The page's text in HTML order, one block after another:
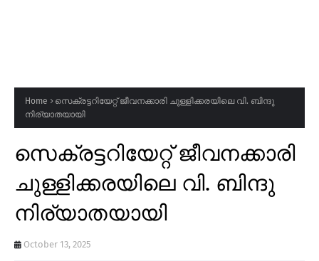
Home
സെക്രട്ടറിയേറ്റ് ജീവനക്കാരി ചുള്ളിക്കരയിലെ വി. ബിന്ദു
നിര്യാതയായി
സെക്രട്ടറിയേറ്റ് ജീവനക്കാരി
ചുള്ളിക്കരയിലെ വി. ബിന്ദു
നിര്യാതയായി
October 13, 2025